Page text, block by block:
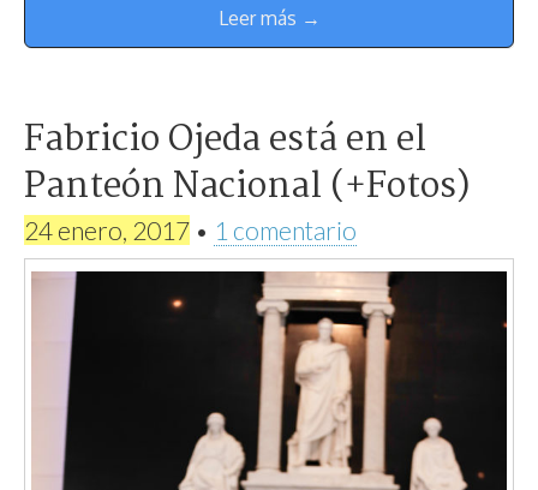
Leer más →
Fabricio Ojeda está en el
Panteón Nacional (+Fotos)
24 enero, 2017 • 1 comentario